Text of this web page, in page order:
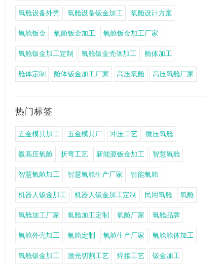
氧舱设备外壳 氧舱设备钣金加工 氧舱设计方案
氧舱钣金 氧舱钣金加工 氧舱钣金加工厂家
氧舱钣金加工定制 氧舱钣金壳体加工 舱体加工
舱体定制 舱体钣金加工厂家 高压氧舱 高压氧舱厂家
热门标签
五金模具加工 五金模具厂 冲压工艺 微压氧舱
微高压氧舱 折弯工艺 新能源钣金加工 智慧氧舱
智慧氧舱加工 智慧氧舱生产厂家 智能氧舱
机器人钣金加工 机器人钣金加工定制 民用氧舱 氧舱
氧舱加工厂家 氧舱加工定制 氧舱厂家 氧舱品牌
氧舱外壳加工 氧舱定制 氧舱生产厂家 氧舱舱体加工
氧舱钣金加工 激光切割工艺 焊接工艺 钣金加工